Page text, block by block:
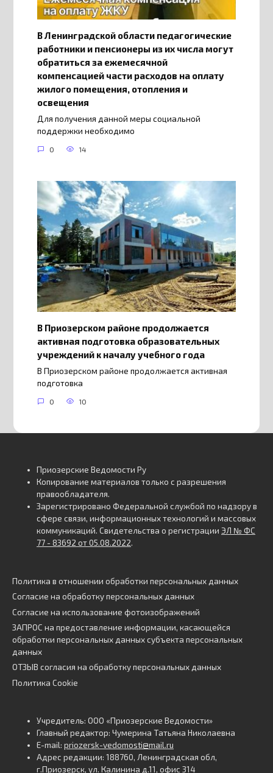
В Ленинградской области педагогические
работники и пенсионеры из их числа могут
обратиться за ежемесячной
компенсацией части расходов на оплату
жилого помещения, отопления и
освещения
Для получения данной меры социальной
поддержки необходимо
0 14
В Приозерском районе продолжается
активная подготовка образовательных
учреждений к началу учебного года
В Приозерском районе продолжается активная
подготовка
0 10
Приозерские Ведомости Ру
Копирование материалов только с разрешения
правообладателя.
Зарегистрировано Федеральной службой по надзору в
сфере связи, информационных технологий и массовых
коммуникаций. Свидетельства о регистрации ЭЛ № ФС
77 - 83692 от 05.08.2022.
Политика в отношении обработки персональных данных
Согласие на обработку персональных данных
Согласие на использование фотоизображений
ЗАПРОС на предоставление информации, касающейся
обработки персональных данных субъекта персональных
данных
ОТЗЫВ согласия на обработку персональных данных
Политика Cookie
Учредитель: ООО «Приозерские Ведомости»
Главный редактор: Чумерина Татьяна Николаевна
E-mail: priozersk-vedomosti@mail.ru
Адрес редакции: 188760, Ленинградская обл,
г.Приозерск, ул. Калинина д.11, офис 314